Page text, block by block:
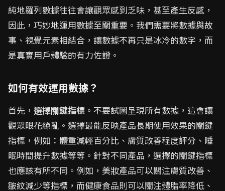
純地羅列數據往往會讓觀眾感到乏味，甚至產生反感，
因此，巧妙地運用數據至關重要。我們需要將數據與故
事、視覺元素相結合，讓數據不再只是冰冷的數字，而
是真實用戶體驗的有力佐證。
如何有效運用數據？
首先， 選擇關鍵指標 。不要試圖呈現所有數據，這會讓
觀眾眼花繚亂。選擇最能反映產品長期使用效果的關鍵
指標，例如：體重減輕百分比、膚質改善程度評分、睡
眠時間提升數據等等。針對不同產品，選擇的關鍵指標
也應該有所不同。例如，美妝產品可以關注膚質改善、
皺紋減少等指標，而健康食品則可以關注體脂率降低、